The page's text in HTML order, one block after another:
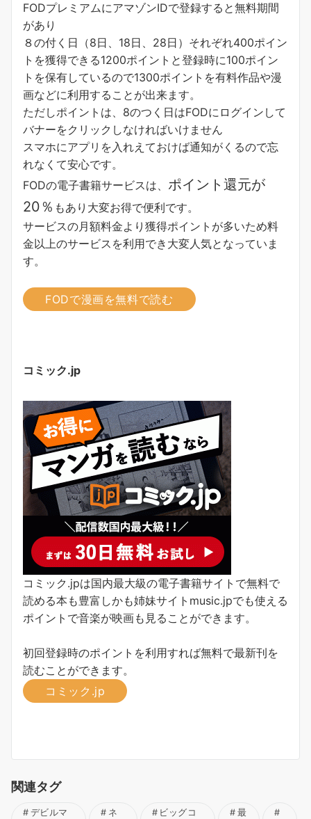
FODプレミアムにアマゾンIDで登録すると無料期間
があり
８の付く日（8日、18日、28日）それぞれ400ポイン
トを獲得できる1200ポイントと登録時に100ポイン
トを保有しているので1300ポイントを有料作品や漫
画などに利用することが出来ます。
ただしポイントは、8のつく日はFODにログインして
バナーをクリックしなければいけません
スマホにアプリを入れえておけば通知がくるので忘
れなくて安心です。
FODの電子書籍サービスは、 ポイント還元が
20％ もあり大変お得で便利です。
サービスの月額料金より獲得ポイントが多いため料
金以上のサービスを利用でき大変人気となっていま
す。
FODで漫画を無料で読む
コミック.jp
コミック.jpは国内最大級の電子書籍サイトで無料で
読める本も豊富しかも姉妹サイトmusic.jpでも使える
ポイントで音楽が映画も見ることができます。
初回登録時のポイントを利用すれば無料で最新刊を
読むことができます。
コミック.jp
関連タグ
デビルマ
ネ
ビッグコ
最